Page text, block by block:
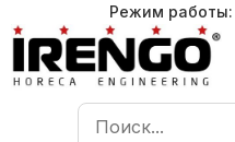
Режим